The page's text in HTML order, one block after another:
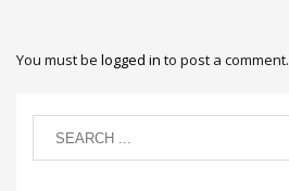
You must be logged in to post a comment.